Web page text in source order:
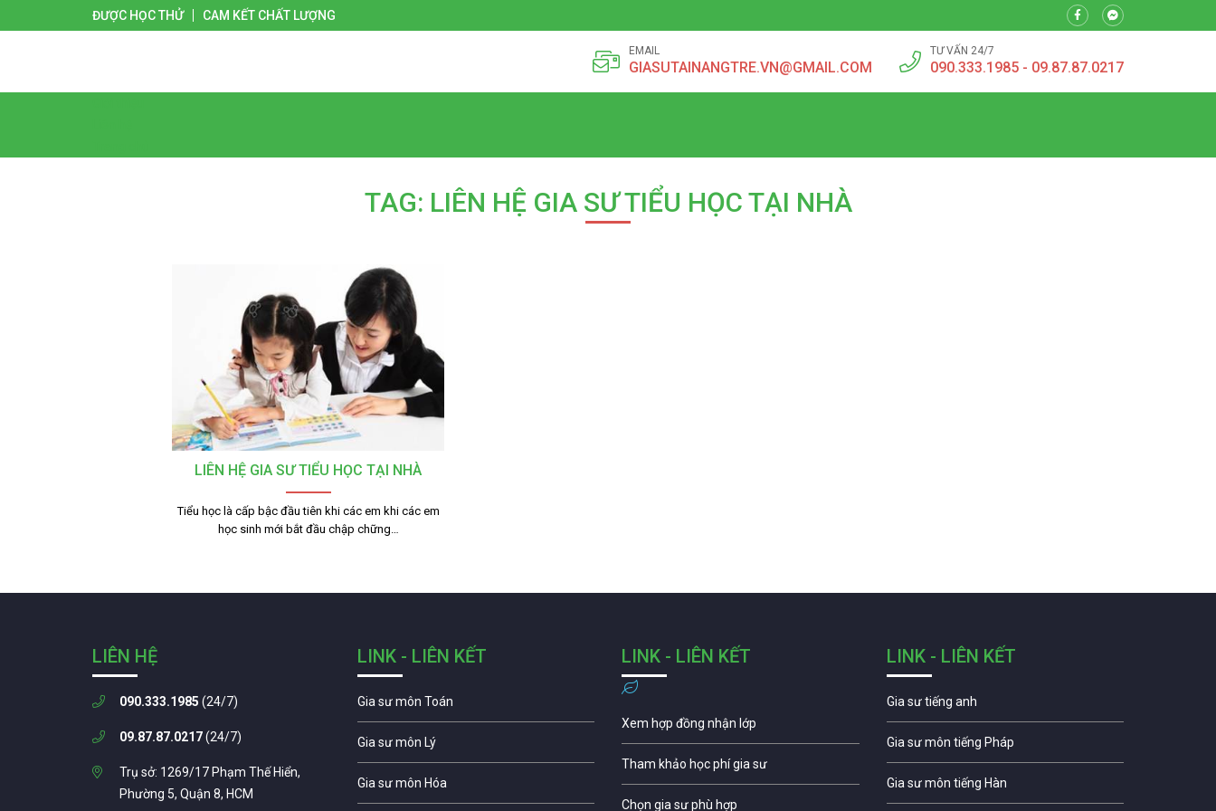
ĐƯỢC HỌC THỬ CAM KẾT CHẤT LƯỢNG
EMAIL
GIASUTAINANGTRE.VN@GMAIL.COM
TƯ VẤN 24/7
090.333.1985 - 09.87.87.0217
TAG: LIÊN HỆ GIA SƯ TIỂU HỌC TẠI NHÀ
LIÊN HỆ GIA SƯ TIỂU HỌC TẠI NHÀ
Tiểu học là cấp bậc đầu tiên khi các em khi các em
học sinh mới bắt đầu chập chững…
LIÊN HỆ
090.333.1985 (24/7)
09.87.87.0217(24/7)
Trụ sở: 1269/17 Phạm Thế Hiển,
Phường 5, Quận 8, HCM
LINK - LIÊN KẾT
Gia sư môn Toán
Gia sư môn Lý
Gia sư môn Hóa
LINK - LIÊN KẾT
Xem hợp đồng nhận lớp
Tham khảo học phí gia sư
Chọn gia sư phù hợp
LINK - LIÊN KẾT
Gia sư tiếng anh
Gia sư môn tiếng Pháp
Gia sư môn tiếng Hàn